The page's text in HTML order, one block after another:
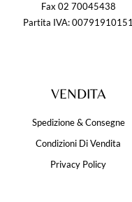
Fax 02 70045438
Partita IVA: 00791910151
VENDITA
Spedizione & Consegne
Condizioni Di Vendita
Privacy Policy